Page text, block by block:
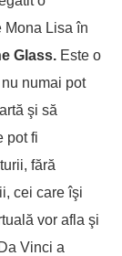
Mona Lisa în
Glass. Este o
numai pot
şi să
pot fi
fără
cei care îşi
vor afla şi
Vinci a